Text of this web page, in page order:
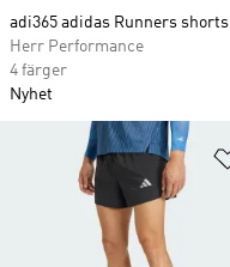
adi365 adidas Runners shorts
Herr Performance
4 färger
Nyhet